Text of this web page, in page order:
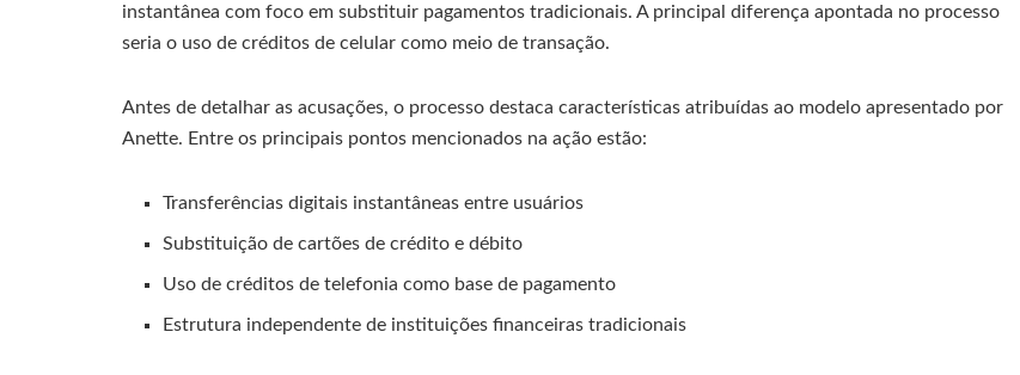
instantânea com foco em substituir pagamentos tradicionais. A principal diferença apontada no processo
seria o uso de créditos de celular como meio de transação.
Antes de detalhar as acusações, o processo destaca características atribuídas ao modelo apresentado por
Anette. Entre os principais pontos mencionados na ação estão:
Transferências digitais instantâneas entre usuários
Substituição de cartões de crédito e débito
Uso de créditos de telefonia como base de pagamento
Estrutura independente de instituições financeiras tradicionais